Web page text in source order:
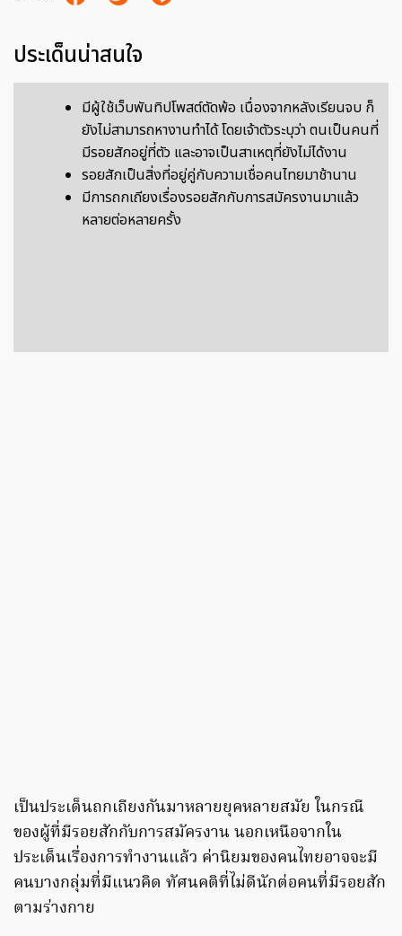
ประเด็นน่าสนใจ
มีผู้ใช้เว็บพันทิปโพสต์ตัดพ้อ เนื่องจากหลังเรียนจบ ก็
ยังไม่สามารถหางานทำได้ โดยเจ้าตัวระบุว่า ตนเป็นคนที่
มีรอยสักอยู่ที่ตัว และอาจเป็นสาเหตุที่ยังไม่ได้งาน
รอยสักเป็นสิ่งที่อยู่คู่กับความเชื่อคนไทยมาช้านาน
มีการถกเถียงเรื่องรอยสักกับการสมัครงานมาแล้ว
หลายต่อหลายครั้ง
เป็นประเด็นถกเถียงกันมาหลายยุคหลายสมัย ในกรณี
ของผู้ที่มีรอยสักกับการสมัครงาน นอกเหนือจากใน
ประเด็นเรื่องการทำงานแล้ว ค่านิยมของคนไทยอาจจะมี
คนบางกลุ่มที่มีแนวคิด ทัศนคติที่ไม่ดีนักต่อคนที่มีรอยสัก
ตามร่างกาย